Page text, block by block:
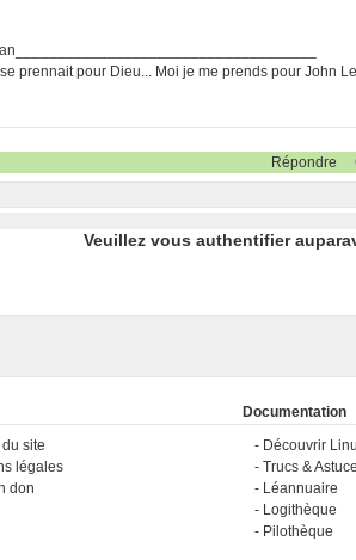
prennait pour Dieu... Moi je me prends pour John
Répondre
Veuillez vous authentifier
site
légales
don
Documentation
Découvrir
Trucs &
Léannuaire
Logithèque
Pilothèque